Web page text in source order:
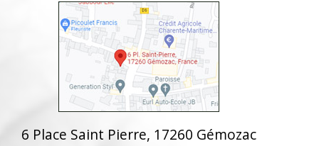
6 Place Saint Pierre, 17260 Gémozac